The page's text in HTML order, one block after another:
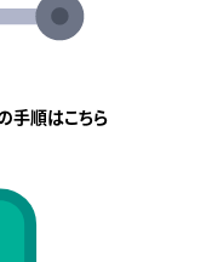
手順はこちら